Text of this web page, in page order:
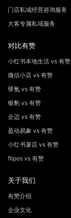
门店私域经营咨询服务
大客专属私域服务
对比有赞
小红书本地生活 vs 有赞
微信小店 vs 有赞
驿氪 vs 有赞
银豹 vs 有赞
企迈 vs 有赞
盈动易象 vs 有赞
小红书薯店 vs 有赞
flipos vs 有赞
关于我们
有赞介绍
企业文化